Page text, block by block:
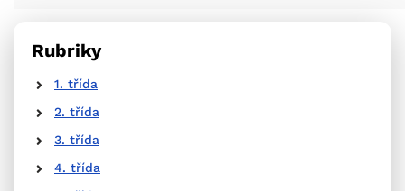
Rubriky
1. třída
2. třída
3. třída
4. třída